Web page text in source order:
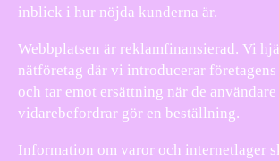
inblick i hur nöjda kunderna är.
Webbplatsen är reklamfinansierad. Vi
nätföretag där vi introducerar
och tar emot ersättning när de
vidarebefordrar gör en beställning.
Information om varor och internetlager